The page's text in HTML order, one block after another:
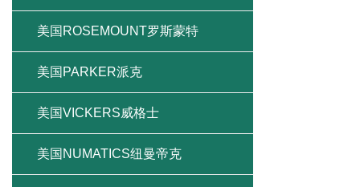
美国ROSEMOUNT罗斯蒙特
美国PARKER派克
美国VICKERS威格士
美国NUMATICS纽曼帝克